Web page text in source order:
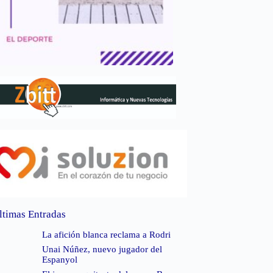
Entradas
La afición blanca reclama a Rodri
Unai Núñez, nuevo jugador del
Espanyol